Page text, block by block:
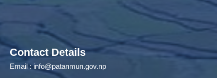
Contact Details
Email :info@patanmun.gov.np